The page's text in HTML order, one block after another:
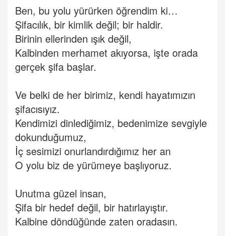
Ben, bu yolu yürürken öğrendim ki…
Şifacılık, bir kimlik değil; bir haldir.
Birinin ellerinden ışık değil,
Kalbinden merhamet akıyorsa, işte orada
gerçek şifa başlar.
Ve belki de her birimiz, kendi hayatımızın
şifacısıyız.
Kendimizi dinlediğimiz, bedenimize sevgiyle
dokunduğumuz,
İç sesimizi onurlandırdığımız her an
O yolu biz de yürümeye başlıyoruz.
Unutma güzel insan,
Şifa bir hedef değil, bir hatırlayıştır.
Kalbine döndüğünde zaten oradasın.